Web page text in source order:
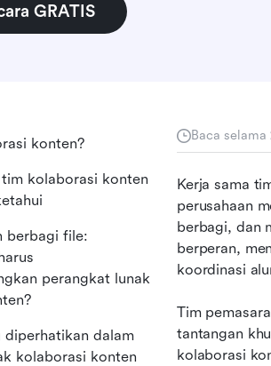
GRATIS
Baca
Kerja sama
perusahaan
berbagi, dan
berperan,
koordinasi
Tim
tantangan
kolaborasi
konten?
kolaborasi konten
berbagi file:
perangkat lunak
diperhatikan dalam
kolaborasi konten